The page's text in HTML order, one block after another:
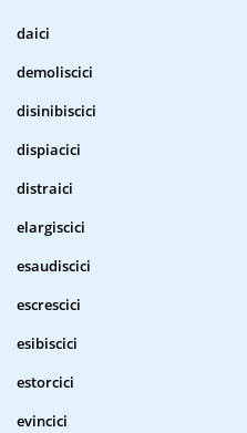
daici
demoliscici
disinibiscici
dispiacici
distraici
elargiscici
esaudiscici
escrescici
esibiscici
estorcici
evincici